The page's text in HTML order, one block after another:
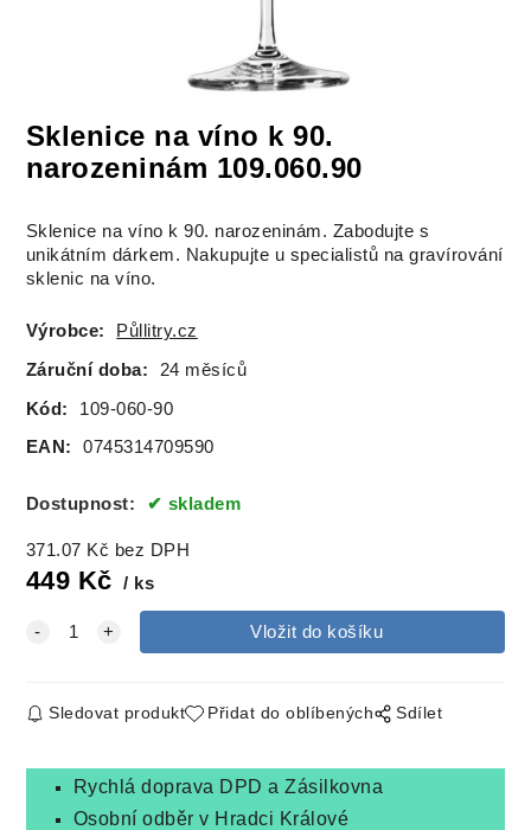
Sklenice na víno k 90.
narozeninám 109.060.90
Sklenice na víno k 90. narozeninám. Zabodujte s
unikátním dárkem. Nakupujte u specialistů na gravírování
sklenic na víno.
Výrobce: Půllitry.cz
Záruční doba: 24 měsíců
Kód: 109-060-90
EAN: 0745314709590
Dostupnost: skladem
371.07 Kč bez DPH
449 Kč ks
Sledovat produkt Přidat do oblíbených Sdílet
Rychlá doprava DPD a Zásilkovna
Osobní odběr v Hradci Králové